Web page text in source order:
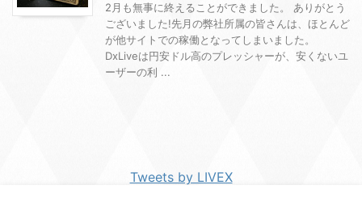
2月も無事に終えることができました。 ありがとう
ございました!先月の弊社所属の皆さんは、ほとんど
が他サイトでの稼働となってしまいました。
DxLiveは円安ドル高のプレッシャーが、安くないユ
ーザーの利 ...
Tweets by LIVEX